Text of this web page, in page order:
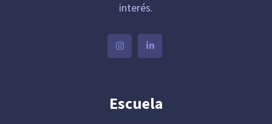
interés.
Escuela